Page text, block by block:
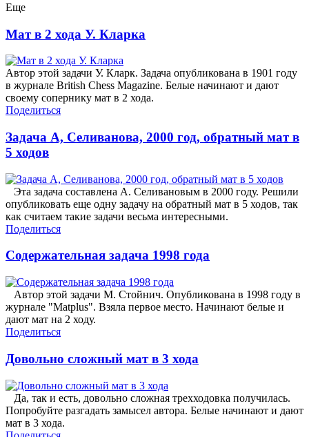
Еще
Мат в 2 хода У. Кларка
Автор этой задачи У. Кларк. Задача опубликована в 1901 году
в журнале British Chess Magazine. Белые начинают и дают
своему сопернику мат в 2 хода.
Поделиться
Задача А, Селиванова, 2000 год, обратный мат в
5 ходов
Эта задача составлена А. Селивановым в 2000 году. Решили
опубликовать еще одну задачу на обратный мат в 5 ходов, так
как считаем такие задачи весьма интересными.
Поделиться
Содержательная задача 1998 года
Автор этой задачи М. Стойнич. Опубликована в 1998 году в
журнале "Matplus". Взяла первое место. Начинают белые и
дают мат на 2 ходу.
Поделиться
Довольно сложный мат в 3 хода
Да, так и есть, довольно сложная трехходовка получилась.
Попробуйте разгадать замысел автора. Белые начинают и дают
мат в 3 хода.